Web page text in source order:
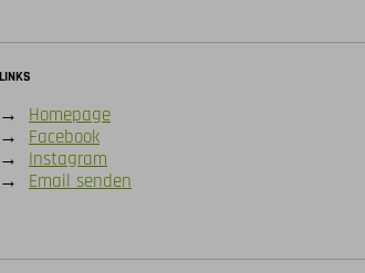
LINKS
→ Homepage
→ Facebook
→ Instagram
→ Email senden